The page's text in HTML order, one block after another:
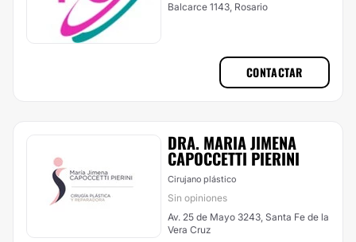
Balcarce 1143, Rosario
CONTACTAR
DRA. MARIA JIMENA
CAPOCCETTI PIERINI
Cirujano plástico
Sin opiniones
Av. 25 de Mayo 3243, Santa Fe de la
Vera Cruz